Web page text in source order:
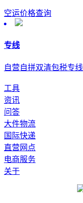
空运价格查询
专线
自营自拼双清包税专线
工具
资讯
问答
大件物流
国际快递
直营网点
电商服务
关于